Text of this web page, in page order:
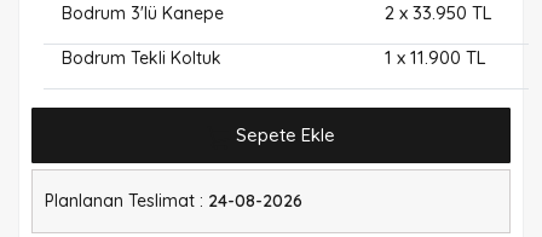
Bodrum 3'lü Kanepe 2 x 33.950 TL
Bodrum Tekli Koltuk 1 x 11.900 TL
Sepete Ekle
Planlanan Teslimat : 24-08-2026